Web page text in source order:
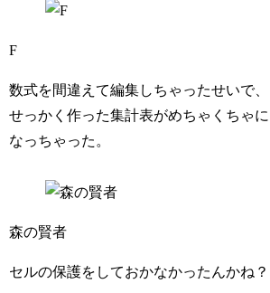
F
数式を間違えて編集しちゃったせいで、
せっかく作った集計表がめちゃくちゃに
なっちゃった。
森の賢者
セルの保護をしておかなかったんかね？